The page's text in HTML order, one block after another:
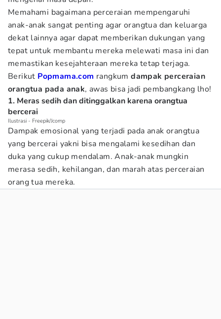
Memahami bagaimana perceraian mempengaruhi
anak-anak sangat penting agar orangtua dan keluarga
dekat lainnya agar dapat memberikan dukungan yang
tepat untuk membantu mereka melewati masa ini dan
memastikan kesejahteraan mereka tetap terjaga.
Berikut Popmama.com rangkumdampak perceraian
orangtua pada anak, awas bisa jadi pembangkang lho!
1. Meras sedih dan ditinggalkan karena orangtua
bercerai
Ilustrasi - Freepik/Jcomp
Dampak emosional yang terjadi pada anak orangtua
yang bercerai yakni bisa mengalami kesedihan dan
duka yang cukup mendalam. Anak-anak mungkin
merasa sedih, kehilangan, dan marah atas perceraian
orang tua mereka.